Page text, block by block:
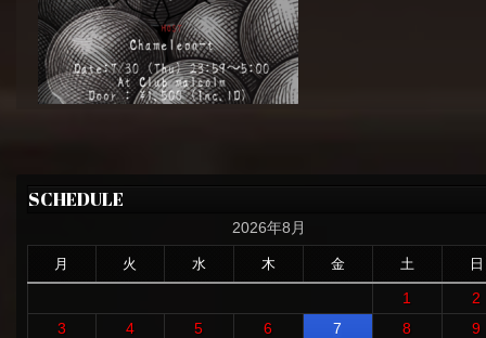
SCHEDULE
2026年8月
月 火 水 木 金 土 日
1
2
3
4 5 6 7 8
9